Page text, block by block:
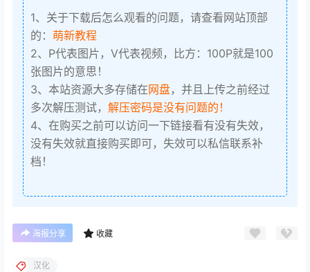
1、关于下载后怎么观看的问题，请查看网站顶部
的： 萌新教程
2、P代表图片，V代表视频，比方：100P就是100
张图片的意思！
3、本站资源大多存储在网盘，并且上传之前经过
多次解压测试， 解压密码是没有问题的！
4、在购买之前可以访问一下链接看有没有失效，
没有失效就直接购买即可，失效可以私信联系补
档！
海报分享 收藏
汉化